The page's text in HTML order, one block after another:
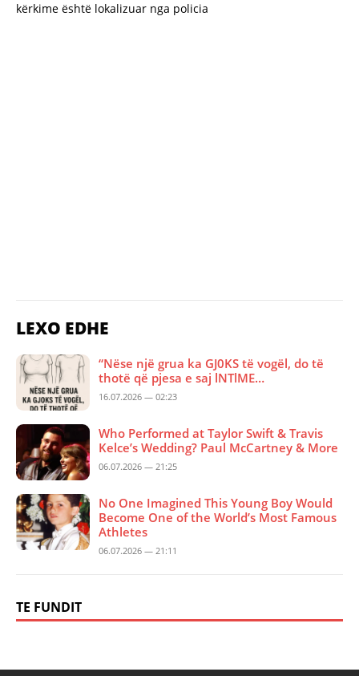
kërkime është lokalizuar nga policia
LEXO EDHE
“Nëse një grua ka GJ0KS të vogël, do të
thotë që pjesa e saj lNTlME…
16.07.2026 — 02:23
Who Performed at Taylor Swift & Travis
Kelce’s Wedding? Paul McCartney & More
06.07.2026 — 21:25
No One Imagined This Young Boy Would
Become One of the World’s Most Famous
Athletes
06.07.2026 — 21:11
TE FUNDIT